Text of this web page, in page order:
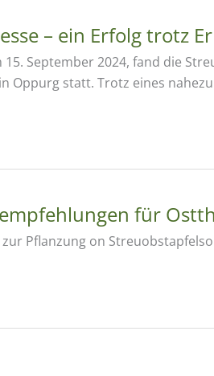
– ein Erfolg trotz
15. September 2024, fand die
Oppurg statt. Trotz eines
für
Pflanzung on